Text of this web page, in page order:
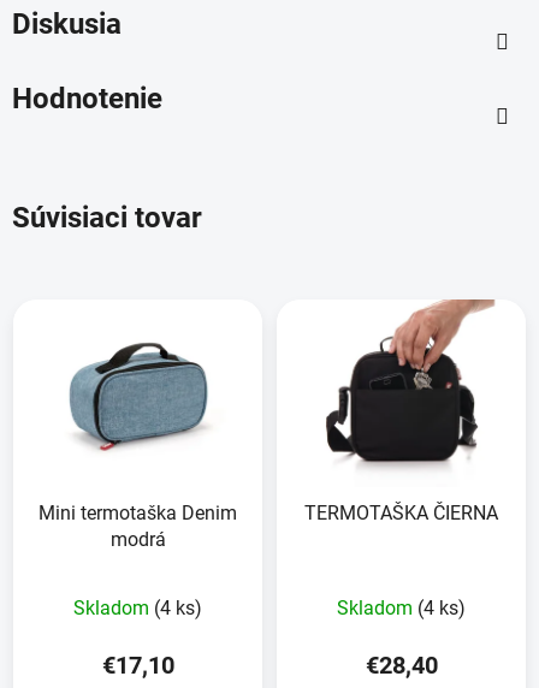
Diskusia
Hodnotenie
Súvisiaci tovar
Mini termotaška Denim
modrá
Skladom (4 ks)
€17,10
TERMOTAŠKA ČIERNA
Skladom (4 ks)
€28,40